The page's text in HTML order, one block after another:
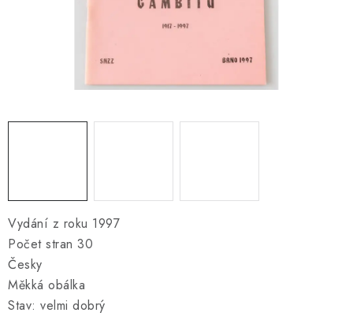
VÝPRODEJ
Vydání z roku 1997
Počet stran 30
Česky
Měkká obálka
Stav: velmi dobrý